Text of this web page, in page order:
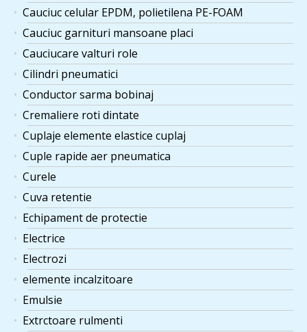
Cauciuc celular EPDM, polietilena PE-FOAM
Cauciuc garnituri mansoane placi
Cauciucare valturi role
Cilindri pneumatici
Conductor sarma bobinaj
Cremaliere roti dintate
Cuplaje elemente elastice cuplaj
Cuple rapide aer pneumatica
Curele
Cuva retentie
Echipament de protectie
Electrice
Electrozi
elemente incalzitoare
Emulsie
Extrctoare rulmenti